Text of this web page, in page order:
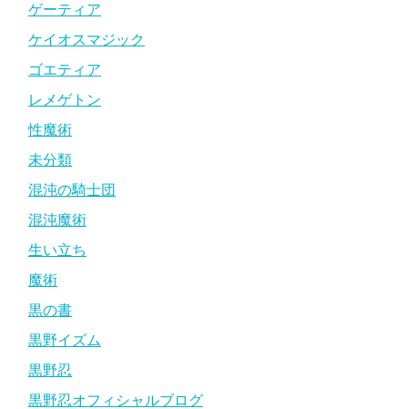
ゲーティア
ケイオスマジック
ゴエティア
レメゲトン
性魔術
未分類
混沌の騎士団
混沌魔術
生い立ち
魔術
黒の書
黒野イズム
黒野忍
黒野忍オフィシャルブログ